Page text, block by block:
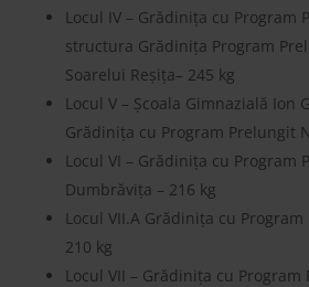
Locul IV – Grădinița cu Program
structura Grădinița Program
Soarelui Reșița– 245 kg
Locul V – Școala Gimnazială Ion
Grădinița cu Program Prelungit
Locul VI – Grădinița cu Program
Dumbrăvița – 216 kg
Locul VII.A Grădinița cu
210 kg
Locul VII – Grădinița cu